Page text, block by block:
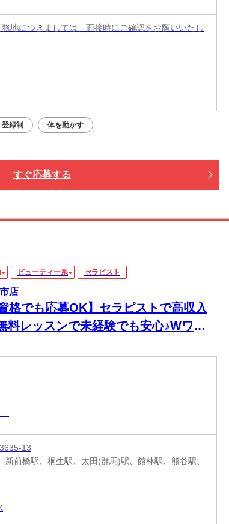
地につきましては、面接時にご確認をお願いいたし
登録制 体を動かす
すぐ応募する
ビューティー系 セラピスト
店
格でも応募OK】セラピストで高収入
料レッスンで未経験でも安心♪Wワー
13
新前橋駅、桐生駅、太田(群馬)駅、館林駅、熊谷駅、